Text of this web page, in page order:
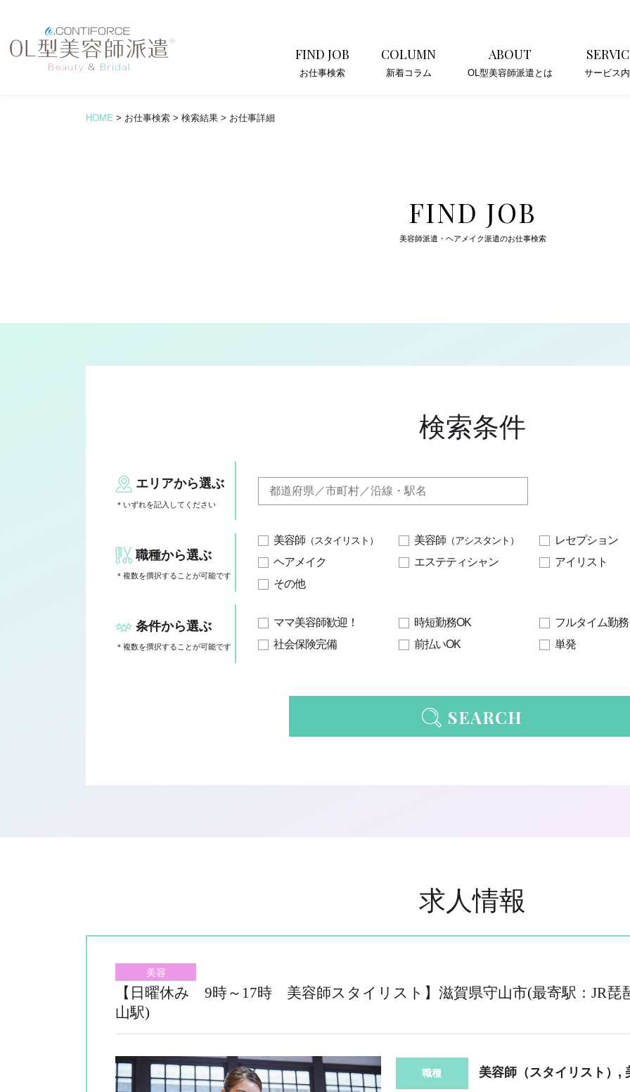
FIND JOB
お仕事検索
COLUMN
新着コラム
ABOUT
OL型美容師派遣とは サービス
HOME > お仕事検索 > 検索結果 > お仕事詳細
FIND JOB
美容師派遣・ヘアメイク派遣のお仕事検索
検索条件
エリアから選ぶ
＊いずれを記入してください
職種から選ぶ
＊複数を撰択することが可能です
美容師 （スタイリスト） 美容師 （アシスタント）
レセプション
ヘアメイク
エステティシャン
アイリスト
その他
条件から選ぶ
＊複数を撰択することが可能です
ママ美容師歓迎！ 時短勤務OK
フルタイム勤務
社会保険完備
前払いOK 単発
SEARCH
求人情報
美容
【日曜休み 9時～17時 美容師スタイリスト】滋賀県守山市(最寄駅：JR
山駅)
職種 美容師（スタイリスト）,